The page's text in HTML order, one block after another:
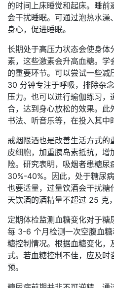
的时间上床睡觉和起床。睡
会干扰睡眠。可通过泡热水
身心，促进睡眠。
长期处于高压力状态会使身体
素，这些激素会升高血糖。学
的重要环节。可以尝试一些
30 分钟专注于呼吸，排除杂
压力。也可以进行瑜伽练习，
合，达到身心放松的效果。此
书法、听音乐等，在投入其中
戒烟限酒也是改善生活方式
皮细胞，加重胰岛素抵抗，
险。研究表明，吸烟者患糖尿
30%-40%。因此，处于糖尿
也要适量，过量饮酒会干扰
天饮酒的酒精量不超过 25 克
定期体检监测血糖变化对于
每 3-6 个月检测一次空腹血
糖控制情况。根据血糖变化，
式。若血糖控制不佳，应及
预。